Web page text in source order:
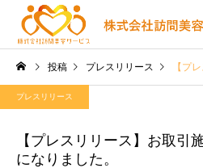
投稿 プレスリリース 【プレス
プレスリリース
【プレスリリース】お取引
になりました。